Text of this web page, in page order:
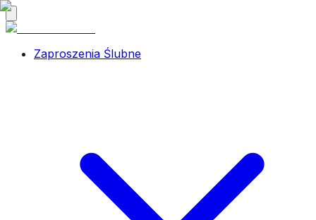
Zaproszenia Ślubne